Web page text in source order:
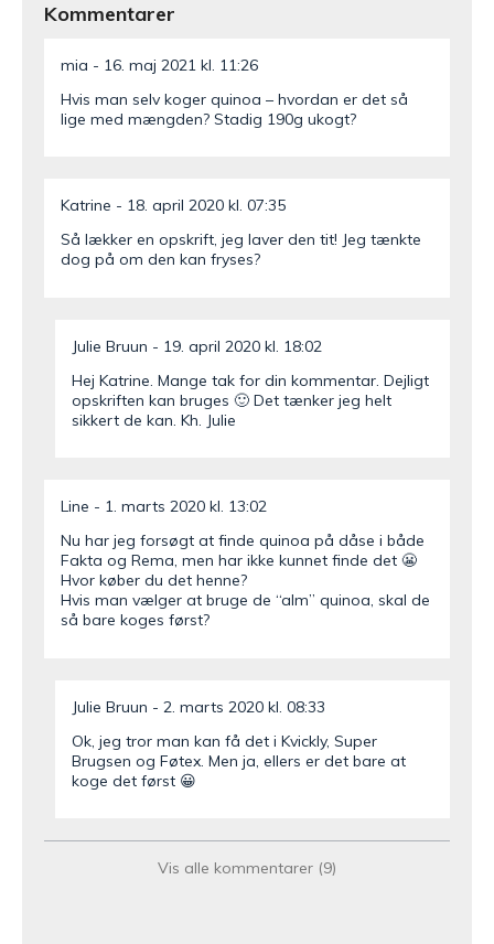
Kommentarer
mia
16. maj 2021 kl. 11:26
Hvis man selv koger quinoa – hvordan er det så
lige med mængden? Stadig 190g ukogt?
Katrine
18. april 2020 kl. 07:35
Så lækker en opskrift, jeg laver den tit! Jeg tænkte
dog på om den kan fryses?
Julie Bruun
19. april 2020 kl. 18:02
Hej Katrine. Mange tak for din kommentar. Dejligt
opskriften kan bruges 🙂 Det tænker jeg helt
sikkert de kan. Kh. Julie
Line
1. marts 2020 kl. 13:02
Nu har jeg forsøgt at finde quinoa på dåse i både
Fakta og Rema, men har ikke kunnet finde det 😬
Hvor køber du det henne?
Hvis man vælger at bruge de “alm” quinoa, skal de
så bare koges først?
Julie Bruun
2. marts 2020 kl. 08:33
Ok, jeg tror man kan få det i Kvickly, Super
Brugsen og Føtex. Men ja, ellers er det bare at
koge det først 😀
11. juni 2019 kl. 18:04
Vis alle kommentarer (9)